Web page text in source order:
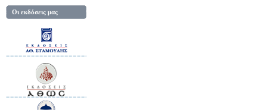
Οι εκδόσεις μας